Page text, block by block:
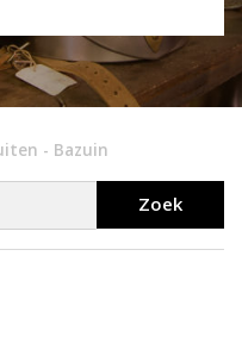
- Bazuin
Zoek